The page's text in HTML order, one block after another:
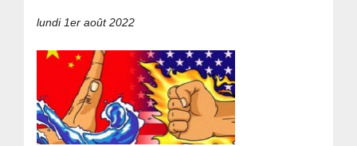
lundi 1er août 2022